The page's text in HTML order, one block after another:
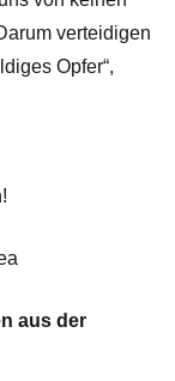
verteidigen
Opfer“,
aus der